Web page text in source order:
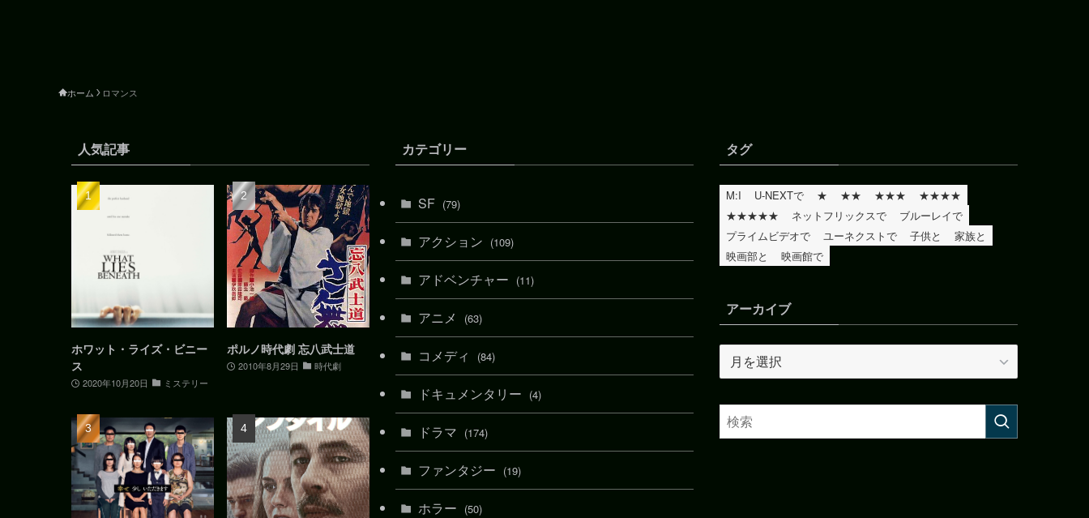
ホーム ロマンス
人気記事
ホワット・ライズ・ビニー
ス
2020年10月20日 ミステリー
ポルノ時代劇 忘八武士道
2010年8月29日 時代劇
カテゴリー
SF (79)
アクション (109)
アドベンチャー (11)
アニメ (63)
コメディ (84)
ドキュメンタリー (4)
ドラマ (174)
ファンタジー (19)
ホラー (50)
タグ
M:I U-NEXTで ★ ★★ ★★★
★★★★
★★★★★
ネットフリックスで
ブルーレイで
プライムビデオで
ユーネクストで 子供と
家族と
映画部と
映画館で
アーカイブ
ー
イ
ブ